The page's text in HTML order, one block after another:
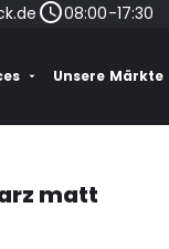
08:00-17:30
Unsere Märkte
matt